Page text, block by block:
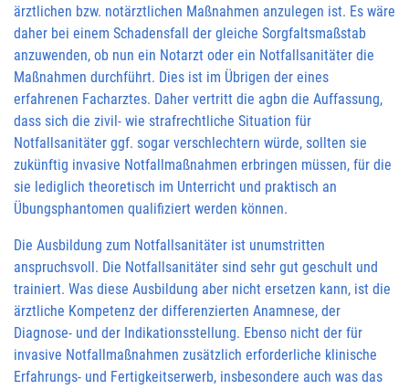
ärztlichen bzw. notärztlichen Maßnahmen anzulegen ist. Es wäre
daher bei einem Schadensfall der gleiche Sorgfaltsmaßstab
anzuwenden, ob nun ein Notarzt oder ein Notfallsanitäter die
Maßnahmen durchführt. Dies ist im Übrigen der eines
erfahrenen Facharztes. Daher vertritt die agbn die Auffassung,
dass sich die zivil- wie strafrechtliche Situation für
Notfallsanitäter ggf. sogar verschlechtern würde, sollten sie
zukünftig invasive Notfallmaßnahmen erbringen müssen, für die
sie lediglich theoretisch im Unterricht und praktisch an
Übungsphantomen qualifiziert werden können.
Die Ausbildung zum Notfallsanitäter ist unumstritten
anspruchsvoll. Die Notfallsanitäter sind sehr gut geschult und
trainiert. Was diese Ausbildung aber nicht ersetzen kann, ist die
ärztliche Kompetenz der differenzierten Anamnese, der
Diagnose- und der Indikationsstellung. Ebenso nicht der für
invasive Notfallmaßnahmen zusätzlich erforderliche klinische
Erfahrungs- und Fertigkeitserwerb, insbesondere auch was das